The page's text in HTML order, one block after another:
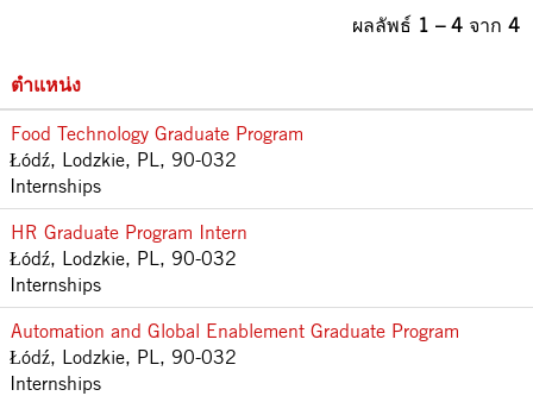
ผลลัพธ์ 1 – 4 จาก 4
ตำแหน่ง
Food Technology Graduate Program
Łódź, Lodzkie, PL, 90-032
Internships
HR Graduate Program Intern
Łódź, Lodzkie, PL, 90-032
Internships
Automation and Global Enablement Graduate Program
Łódź, Lodzkie, PL, 90-032
Internships